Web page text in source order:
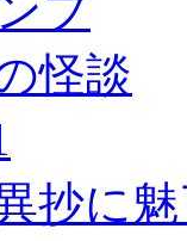
怪談
抄に